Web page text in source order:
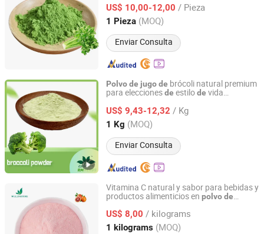
US$ 10,00-12,00 / Pieza
1 Pieza (MOQ)
Enviar Consulta
Shaanxi, China Desde 2026
Polvode jugode brócoli natural premium
para eleccionesde estilode vida
US$ 9,43-12,32 / Kg
1 Kg (MOQ)
Enviar Consulta
Baoji Embellish Wood Agricultural Development Co., Ltd
Shaanxi, China Desde 2020
Vitamina C natural y sabor para bebidas y
productos alimenticios en polvode
US$ 8,00 / kilograms
1 kilograms (MOQ)
Wellgreen Natural Co...Ltd
Shaanxi, China Desde 2025